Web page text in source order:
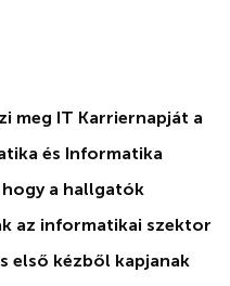
meg IT Karriernapját a
és Informatika
hogy a hallgatók
az informatikai szektor
első kézből kapjanak